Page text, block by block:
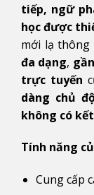
tiếp, ngữ
học được
mới lạ thông
đa dạng,
trực tuyến
dàng chủ
không có
Tính năng
Cung cấp